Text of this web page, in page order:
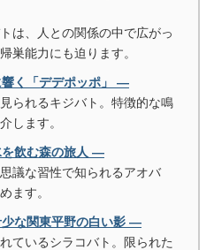
は、人との関係の中で広がっ
巣能力にも迫ります。
く「デデポッポ」 ―
られるキジバト。特徴的な鳴
します。
飲む森の旅人 ―
議な習性で知られるアオバ
ます。
な関東平野の白い影 ―
ているシラコバト。限られた